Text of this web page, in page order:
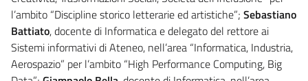
l’ambito “Discipline storico letterarie ed artistiche”; Sebastiano
Battiato, docente di Informatica e delegato del rettore ai
Sistemi informativi di Ateneo, nell’area “Informatica, Industria,
Aerospazio” per l’ambito “High Performance Computing, Big